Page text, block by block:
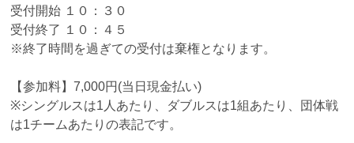
受付開始 １０：３０
受付終了 １０：４５
※終了時間を過ぎての受付は棄権となります。
【参加料】7,000円(当日現金払い)
※シングルスは1人あたり、ダブルスは1組あたり、団体戦
は1チームあたりの表記です。